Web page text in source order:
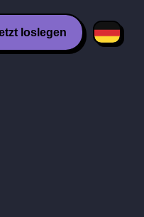
loslegen